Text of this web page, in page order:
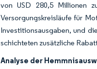
von USD 280,5 Millionen
Versorgungskreisläufe für
Investitionsausgaben, und
schichteten zusätzliche
Analyse der